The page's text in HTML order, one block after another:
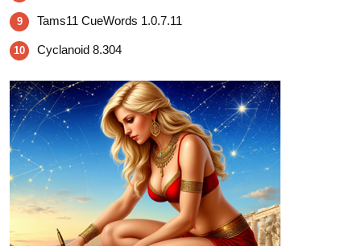
9 Tams11 CueWords 1.0.7.11
10 Cyclanoid 8.304